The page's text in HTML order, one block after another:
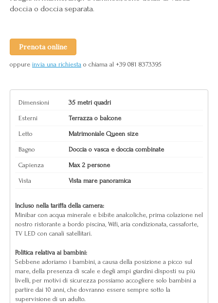
doccia o doccia separata.
Prenota online
oppure invia una richiesta o chiama al +39 081 8373395
Dimensioni 35 metri quadri
Esterni Terrazza o balcone
Letto Matrimoniale Queen size
Bagno Doccia o vasca e doccia combinate
Capienza Max 2 persone
Vista Vista mare panoramica
Incluso nella tariffa della camera:
Minibar con acqua minerale e bibite analcoliche, prima colazione nel
nostro ristorante a bordo piscina, Wifi, aria condizionata, cassaforte,
TV LED con canali satellitari.
Politica relativa ai bambini:
Sebbene adoriamo i bambini, a causa della posizione a picco sul
mare, della presenza di scale e degli ampi giardini disposti su più
livelli, per motivi di sicurezza possiamo accogliere solo bambini a
partire dai 10 anni, che dovranno essere sempre sotto la
supervisione di un adulto.